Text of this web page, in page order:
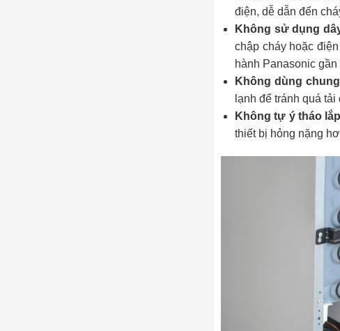
điện, dễ dẫn đến
Không sử dụng
chập cháy hoặc
hành Panasonic
Không dùng
lạnh để tránh quá tải
Không tự ý tháo
thiết bị hỏng nặng